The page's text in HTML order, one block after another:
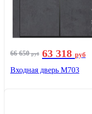
66 650руб 63 318 руб
Входная дверь М703